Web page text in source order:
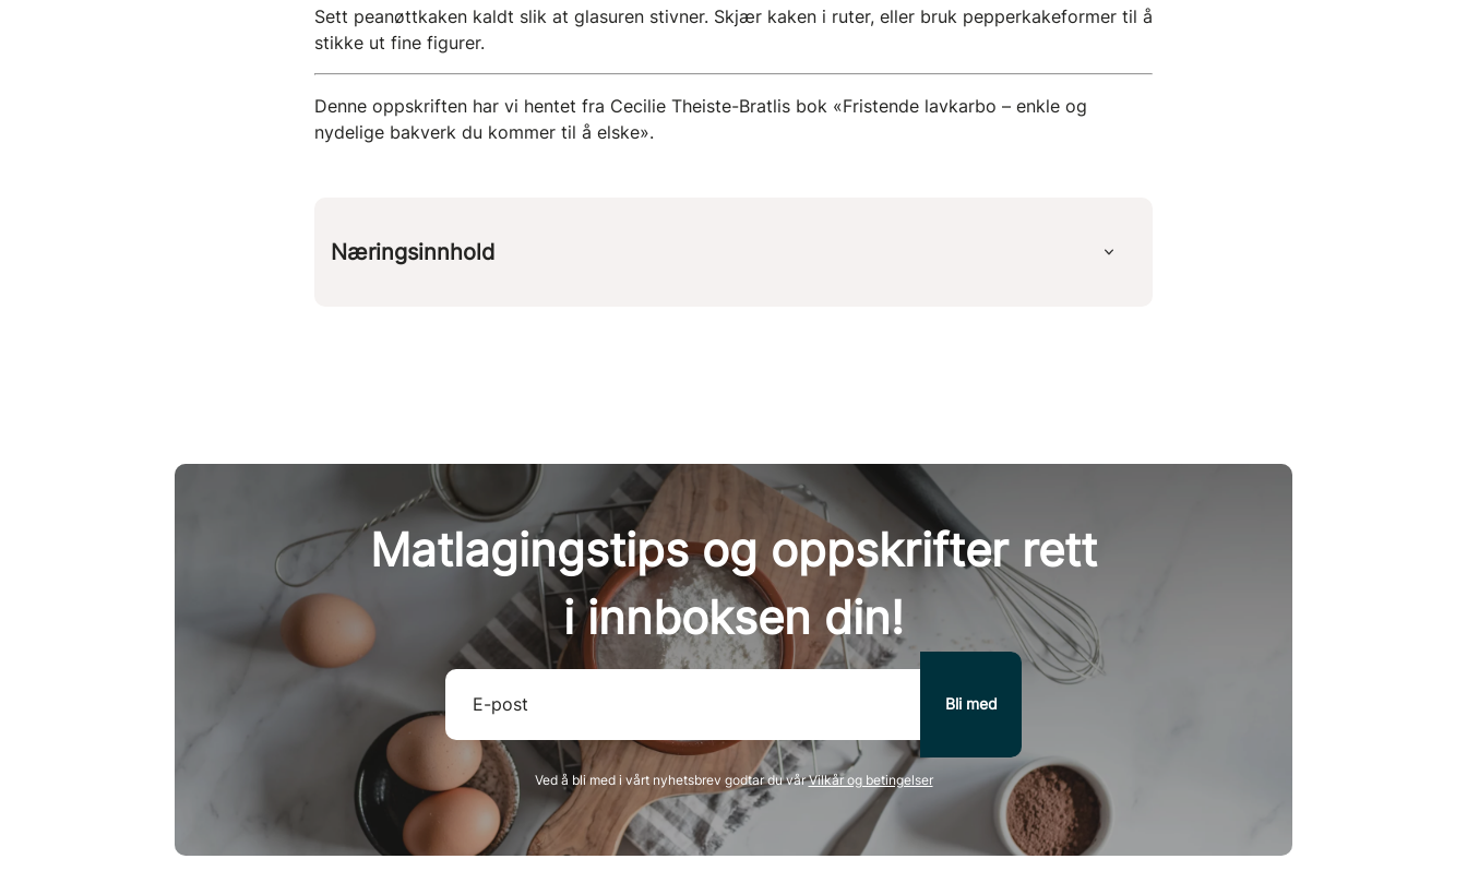
Sett peanøttkaken kaldt slik at glasuren stivner. Skjær kaken i ruter, eller bruk pepperkakeformer til å
stikke ut fine figurer.
Denne oppskriften har vi hentet fra Cecilie Theiste-Bratlis bok «Fristende lavkarbo – enkle og
nydelige bakverk du kommer til å elske».
Næringsinnhold
fett
47 g
7 g
Matlagingstips og oppskrifter rett
i innboksen din!
Ved å bli med i vårt nyhetsbrev godtar du vårVilkår og betingelser